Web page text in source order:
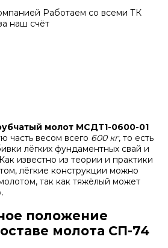
Работаем со всеми ТК
наш счёт
молот МСДТ1-0600-01
часть весом всего 600 кг, то есть
лёгких фундаментных свай и
известно из теории и практики
лёгкие конструкции можно
так как тяжёлый может
положение
молота СП-74